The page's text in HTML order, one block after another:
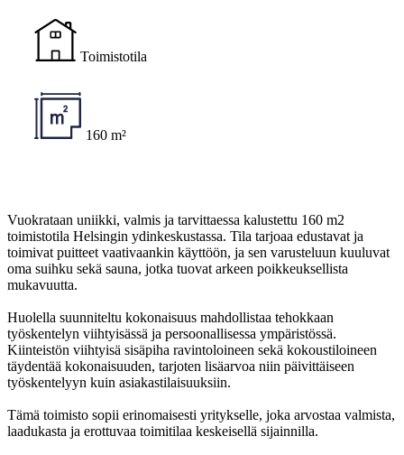
Toimistotila
160 m²
Vuokrataan uniikki, valmis ja tarvittaessa kalustettu 160 m2
toimistotila Helsingin ydinkeskustassa. Tila tarjoaa edustavat ja
toimivat puitteet vaativaankin käyttöön, ja sen varusteluun kuuluvat
oma suihku sekä sauna, jotka tuovat arkeen poikkeuksellista
mukavuutta.
Huolella suunniteltu kokonaisuus mahdollistaa tehokkaan
työskentelyn viihtyisässä ja persoonallisessa ympäristössä.
Kiinteistön viihtyisä sisäpiha ravintoloineen sekä kokoustiloineen
täydentää kokonaisuuden, tarjoten lisäarvoa niin päivittäiseen
työskentelyyn kuin asiakastilaisuuksiin.
Tämä toimisto sopii erinomaisesti yritykselle, joka arvostaa valmista,
laadukasta ja erottuvaa toimitilaa keskeisellä sijainnilla.